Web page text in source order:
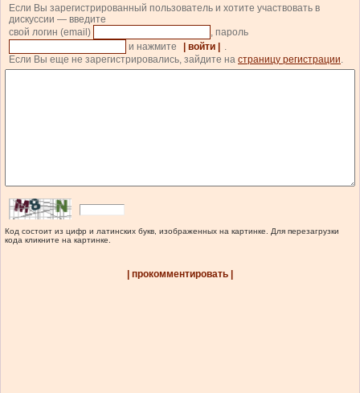
Если Вы зарегистрированный пользователь и хотите участвовать в
дискуссии — введите
свой логин (email)
, пароль
и нажмите
| войти |
.
Если Вы еще не зарегистрировались, зайдите на страницу регистрации.
Код состоит из цифр и латинских букв, изображенных на картинке. Для перезагрузки
кода кликните на картинке.
| прокомментировать |